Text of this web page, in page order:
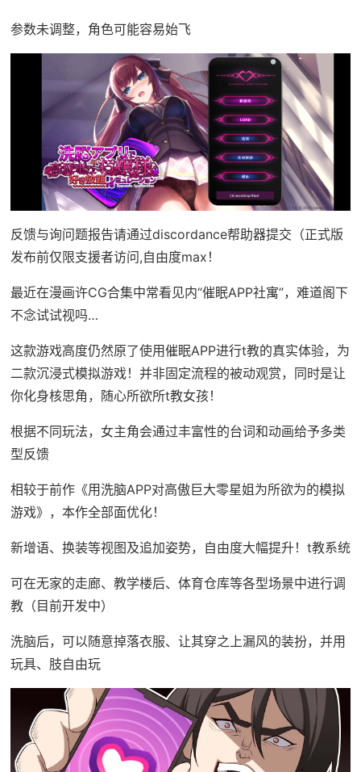
参数未调整，角色可能容易始飞
反馈与询问题报告请通过discordance帮助器提交（正式版
发布前仅限支援者访问,自由度max！
最近在漫画许CG合集中常看见内“催眠APP社寓”，难道阁下
不念试试视吗…
这款游戏高度仍然原了使用催眠APP进行t教的真实体验，为
二款沉浸式模拟游戏！并非固定流程的被动观赏，同时是让
你化身核思角，随心所欲所t教女孩！
根据不同玩法，女主角会通过丰富性的台词和动画给予多类
型反馈
相较于前作《用洗脑APP对高傲巨大零星姐为所欲为的模拟
游戏》，本作全部面优化！
新增语、换装等视图及追加姿势，自由度大幅提升！t教系统
可在无家的走廊、教学楼后、体育仓库等各型场景中进行调
教（目前开发中）
洗脑后，可以随意掉落衣服、让其穿之上漏风的装扮，并用
玩具、肢自由玩